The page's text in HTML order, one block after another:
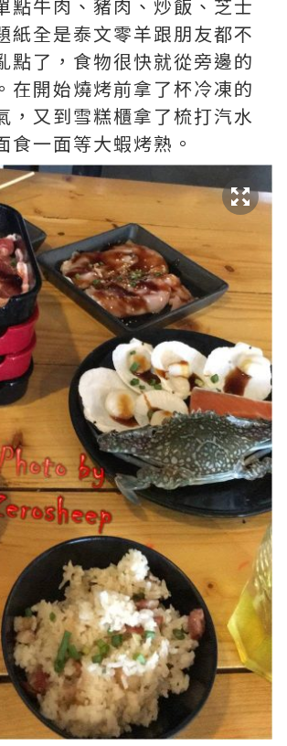
點牛肉、豬肉、炒飯、芝士
紙全是泰文零羊跟朋友都不
點了，食物很快就從旁邊的
在開始燒烤前拿了杯冷凍的
，又到雪糕櫃拿了梳打汽水
食一面等大蝦烤熟。